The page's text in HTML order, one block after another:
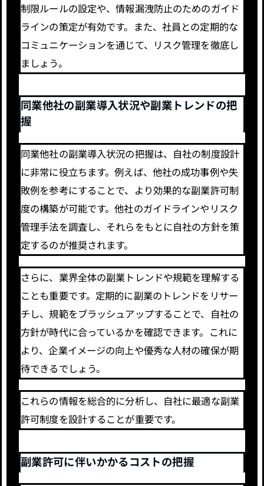
制限ルールの設定や、情報漏洩防止のためのガイド
ラインの策定が有効です。また、社員との定期的な
コミュニケーションを通じて、リスク管理を徹底し
ましょう。
同業他社の副業導入状況や副業トレンドの把
握
同業他社の副業導入状況の把握は、自社の制度設計
に非常に役立ちます。例えば、他社の成功事例や失
敗例を参考にすることで、より効果的な副業許可制
度の構築が可能です。他社のガイドラインやリスク
管理手法を調査し、それらをもとに自社の方針を策
定するのが推奨されます。
さらに、業界全体の副業トレンドや規範を理解する
ことも重要です。定期的に副業のトレンドをリサー
チし、規範をブラッシュアップすることで、自社の
方針が時代に合っているかを確認できます。これに
より、企業イメージの向上や優秀な人材の確保が期
待できるでしょう。
これらの情報を総合的に分析し、自社に最適な副業
許可制度を設計することが重要です。
副業許可に伴いかかるコストの把握